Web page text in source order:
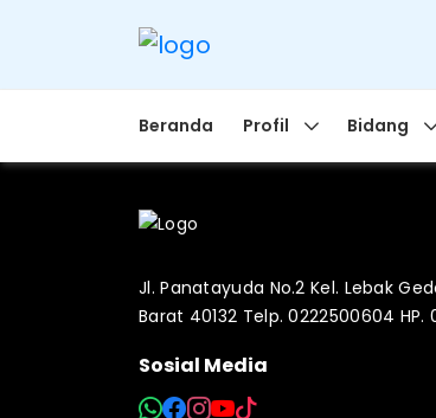
Beranda Profil Bidang
Jl. Panatayuda No.2 Kel. Lebak
Barat 40132 Telp. 0222500604 HP.
Sosial Media